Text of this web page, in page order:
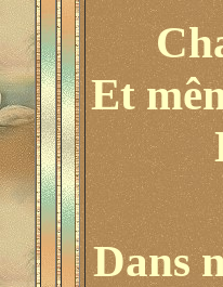
Et
Dans